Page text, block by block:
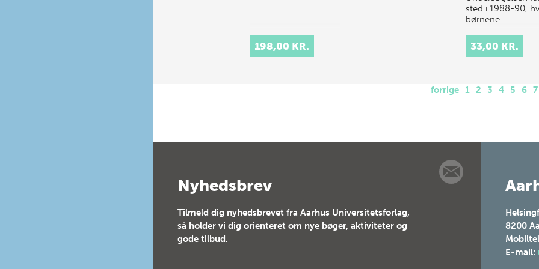
198,00 KR.
sted i 1988-90,
børnene…
33,00 KR.
forrige 1 2 3 4 5 6 7
Nyhedsbrev
Tilmeld dig nyhedsbrevet fra Aarhus Universitetsforlag,
så holder vi dig orienteret om nye bøger, aktiviteter og
gode tilbud.
8200
E-mail: